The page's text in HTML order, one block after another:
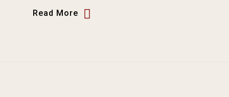
Read More